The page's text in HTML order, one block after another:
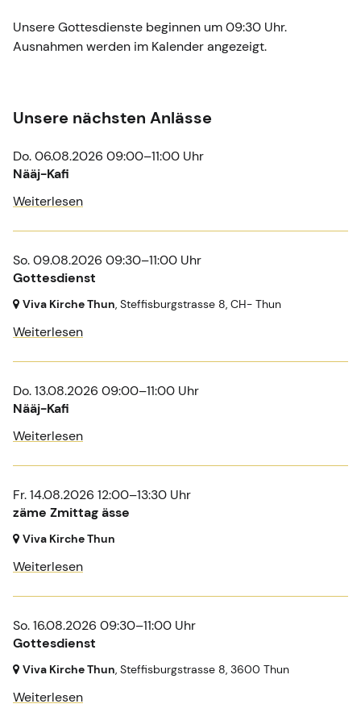
Unsere Gottesdienste beginnen um 09:30 Uhr.
Ausnahmen werden im Kalender angezeigt.
Unsere nächsten Anlässe
Do. 06.08.2026 09:00–11:00 Uhr
Nääj-Kafi
Weiterlesen
So. 09.08.2026 09:30–11:00 Uhr
Gottesdienst
Viva Kirche Thun, Steffisburgstrasse 8, CH- Thun
Weiterlesen
Do. 13.08.2026 09:00–11:00 Uhr
Nääj-Kafi
Weiterlesen
Fr. 14.08.2026 12:00–13:30 Uhr
zäme Zmittag ässe
Viva Kirche Thun
Weiterlesen
So. 16.08.2026 09:30–11:00 Uhr
Gottesdienst
Viva Kirche Thun, Steffisburgstrasse 8, 3600 Thun
Weiterlesen